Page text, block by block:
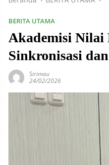
BERITA UTAMA
Akademisi Nilai
Sinkronisasi
Sirimau
24/02/2026